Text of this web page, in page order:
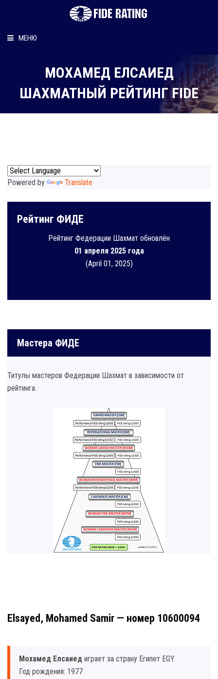
МЕНЮ
Рейтинг шахматиста
Персональный информер
МОХАМЕД ЕЛСАИЕД
ШАХМАТНЫЙ РЕЙТИНГ FIDE
Powered by Translate
Рейтинг ФИДЕ
Рейтинг Федерации Шахмат обновлён
01 апреля 2025 года
(April 01, 2025)
Мастера ФИДЕ
Титулы мастеров Федерации Шахмат в зависимости от
рейтинга.
Elsayed, Mohamed Samir — номер 10600094
Мохамед Елсаиед играет за страну Египет EGY.
Год рождения: 1977